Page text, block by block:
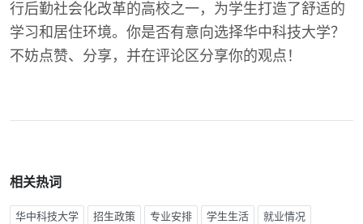
行后勤社会化改革的高校之一，为学生打造了舒适的
学习和居住环境。你是否有意向选择华中科技大学？
不妨点赞、分享，并在评论区分享你的观点！
相关热词
华中科技大学 招生政策 专业安排 学生生活 就业情况